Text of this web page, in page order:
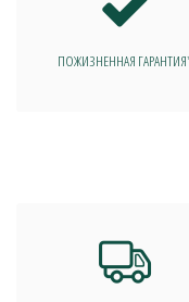
ПОЖИЗНЕННАЯ